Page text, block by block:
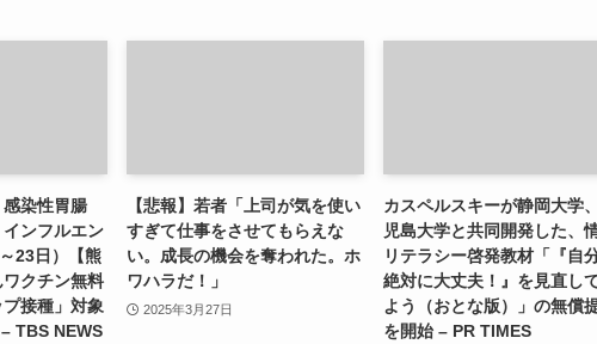
感染性胃腸
ンフルエン
23日）【熊
クチン無料
接種」対象
TBS NEWS
【悲報】若者「上司が気を使い
すぎて仕事をさせてもらえな
い。成長の機会を奪われた。ホ
ワハラだ！」
2025年3月27日
カスペルスキーが静岡大学
児島大学と共同開発した、
リテラシー啓発教材「『自
絶対に大丈夫！』を見直し
よう（おとな版）」の無償
を開始 – PR TIMES